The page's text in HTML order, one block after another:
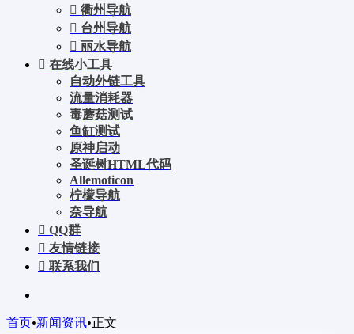
衢州导航
台州导航
丽水导航
在线小工具
自动外链工具
流量消耗器
毒蘑菇测试
鱼缸测试
原神启动
圣诞树HTML代码
Allemoticon
柠檬导航
奈导航
QQ群
友情链接
联系我们
首页•新闻资讯•正文